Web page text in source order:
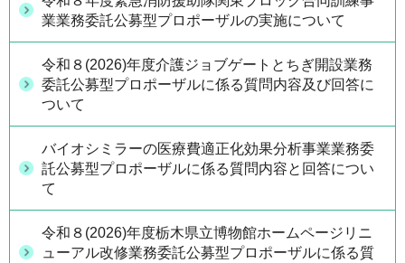
業業務委託公募型プロポーザルの実施について
令和８(2026)年度介護ジョブゲートとちぎ開設業務
委託公募型プロポーザルに係る質問内容及び回答に
ついて
バイオシミラーの医療費適正化効果分析事業業務委
託公募型プロポーザルに係る質問内容と回答につい
て
令和８(2026)年度栃木県立博物館ホームページリニ
ューアル改修業務委託公募型プロポーザルに係る質